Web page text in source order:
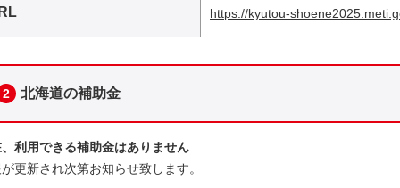
https://kyutou-
2 北海道の補助金
利用できる補助金はありません
更新され次第お知らせ致します。